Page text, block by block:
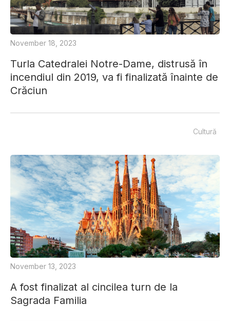
Turla Catedralei Notre-Dame, distrusă în
incendiul din 2019, va fi finalizată înainte de
Crăciun
November 18, 2023
Cultură
A fost finalizat al cincilea turn de la
Sagrada Familia
November 13, 2023